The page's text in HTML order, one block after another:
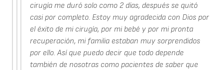
cirugía me duró solo como 2 días, después se quitó
casi por completo. Estoy muy agradecida con Dios por
el éxito de mi cirugía, por mi bebé y por mi pronta
recuperación, mi familia estaban muy sorprendidos
por ello. Así que puedo decir que todo depende
también de nosotras como pacientes de saber que